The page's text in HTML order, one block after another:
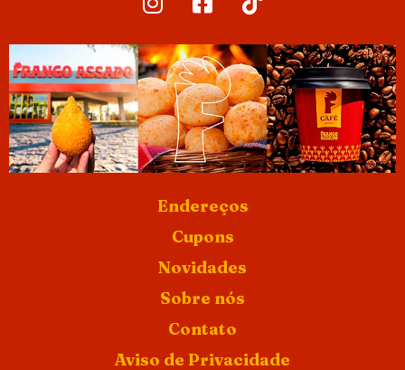
Endereços
Cupons
Novidades
Sobre nós
Contato
Aviso de Privacidade